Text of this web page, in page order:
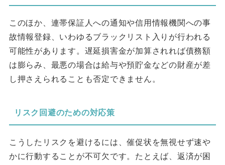
このほか、連帯保証人への通知や信用情報機関への事
故情報登録、いわゆるブラックリスト入りが行われる
可能性があります。遅延損害金が加算されれば債務額
は膨らみ、最悪の場合は給与や預貯金などの財産が差
し押さえられることも否定できません。
リスク回避のための対応策
こうしたリスクを避けるには、催促状を無視せず速や
かに行動することが不可欠です。たとえば、返済が困